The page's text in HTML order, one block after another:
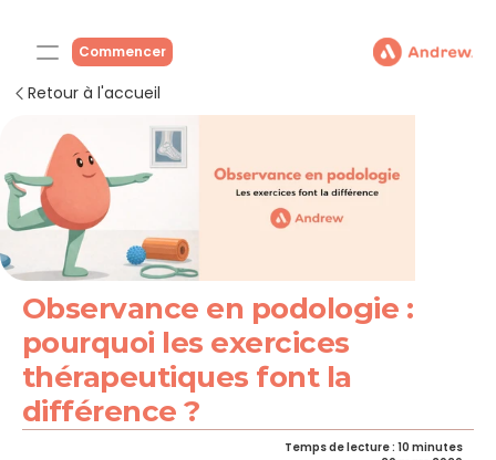
Commencer
Retour à l'accueil
Observance en podologie :
pourquoi les exercices
thérapeutiques font la
différence ?
Temps de lecture : 10 minutes